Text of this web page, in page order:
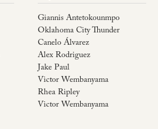
Giannis Antetokounmpo
Oklahoma City Thunder
Canelo Álvarez
Alex Rodriguez
Jake Paul
Victor Wembanyama
Rhea Ripley
Victor Wembanyama